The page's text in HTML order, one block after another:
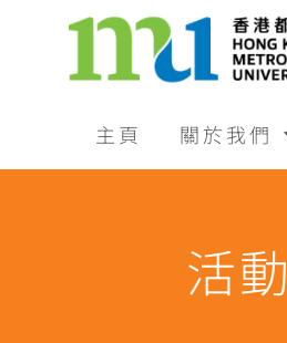
主頁 關於我們
活動